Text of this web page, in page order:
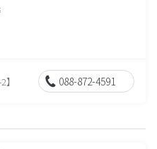
088-872-4591